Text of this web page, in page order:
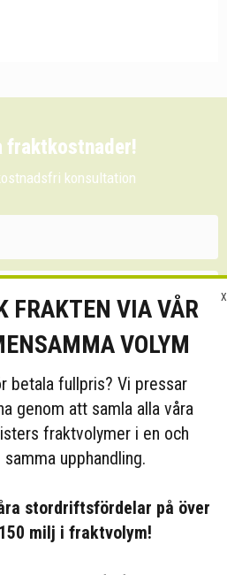
fraktkostnader!
konsultation
Skicka
X
FRAKTEN VIA VÅR
VOLYM
betala fullpris? Vi pressar
genom att samla alla våra
fraktvolymer i en och
samma upphandling.
stordriftsfördelar på över
150 milj i fraktvolym!